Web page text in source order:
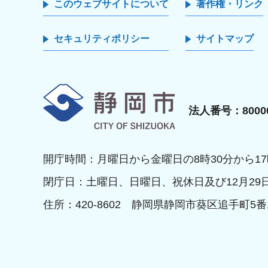
このウェブサイトについて 著作権・リンク
セキュリティポリシー サイトマップ
法人番号：
開庁時間：月曜日から金曜日の8時30分から
閉庁日：土曜日、日曜日、祝休日及び12月29
住所：420-8602 静岡県静岡市葵区追手町5